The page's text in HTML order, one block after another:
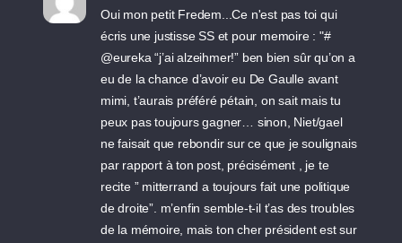
Oui mon petit Fredem...Ce n'est pas toi qui
écris une justisse SS et pour memoire : "#
@eureka “j’ai alzeihmer!” ben bien sûr qu’on a
eu de la chance d’avoir eu De Gaulle avant
mimi, t’aurais préféré pétain, on sait mais tu
peux pas toujours gagner… sinon, Niet/gael
ne faisait que rebondir sur ce que je soulignais
par rapport à ton post, précisément , je te
recite ” mitterrand a toujours fait une politique
de droite”. m’enfin semble-t-il t’as des troubles
de la mémoire, mais ton cher président est sur